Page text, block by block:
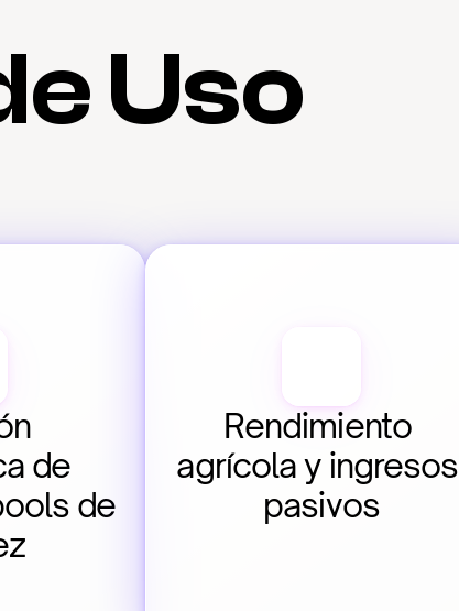
Uso
de
de
Rendimiento
agrícola y ingresos
pasivos